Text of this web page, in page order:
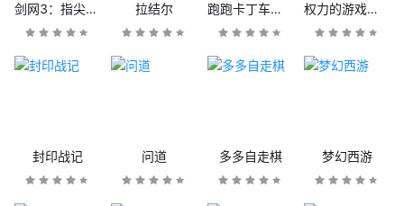
剑网3：指尖江湖 拉结尔 跑跑卡丁车官方竞速版 权力的游戏：凛冬将至
封印战记 问道 多多自走棋 梦幻西游